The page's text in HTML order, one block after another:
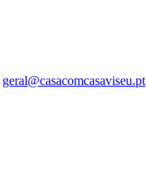
geral@casacomcasaviseu.pt